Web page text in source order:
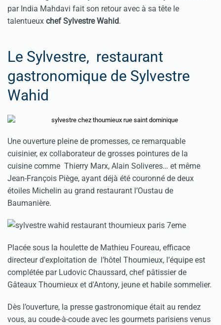
par India Mahdavi fait son retour avec à sa tête le
talentueux chef Sylvestre Wahid.
Le Sylvestre, restaurant
gastronomique de Sylvestre
Wahid
Une ouverture pleine de promesses, ce remarquable
cuisinier, ex collaborateur de grosses pointures de la
cuisine comme Thierry Marx, Alain Soliveres… et même
Jean-François Piège, ayant déjà été couronné de deux
étoiles Michelin au grand restaurant l’Oustau de
Baumanière.
Placée sous la houlette de Mathieu Foureau, efficace
directeur d'exploitation de l’hôtel Thoumieux, l’équipe est
complétée par Ludovic Chaussard, chef pâtissier de
Gâteaux Thoumieux et d'Antony, jeune et habile sommelier.
Dès l’ouverture, la presse gastronomique était au rendez
vous, au coude-à-coude avec les gourmets parisiens venus